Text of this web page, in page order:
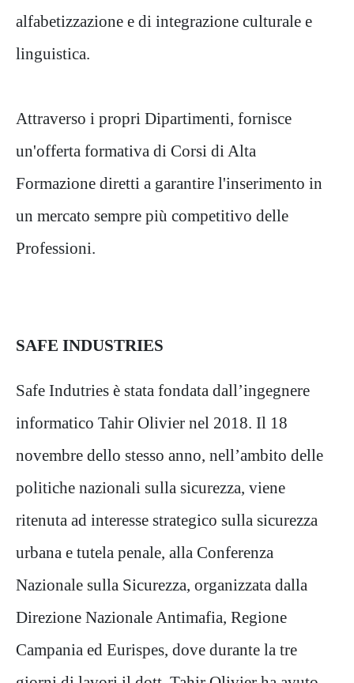
alfabetizzazione e di integrazione culturale e
linguistica.
Attraverso i propri Dipartimenti, fornisce
un'offerta formativa di Corsi di Alta
Formazione diretti a garantire l'inserimento in
un mercato sempre più competitivo delle
Professioni.
SAFE INDUSTRIES
Safe Indutries è stata fondata dall’ingegnere
informatico Tahir Olivier nel 2018. Il 18
novembre dello stesso anno, nell’ambito delle
politiche nazionali sulla sicurezza, viene
ritenuta ad interesse strategico sulla sicurezza
urbana e tutela penale, alla Conferenza
Nazionale sulla Sicurezza, organizzata dalla
Direzione Nazionale Antimafia, Regione
Campania ed Eurispes, dove durante la tre